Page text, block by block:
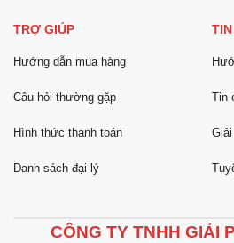
TRỢ GIÚP
Hướng dẫn mua hàng
Câu hỏi thường gặp
Hình thức thanh toán
Danh sách đại lý
Tin
CÔNG TY TNHH GIẢI